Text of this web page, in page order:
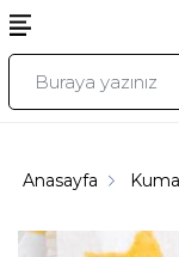
Anasayfa